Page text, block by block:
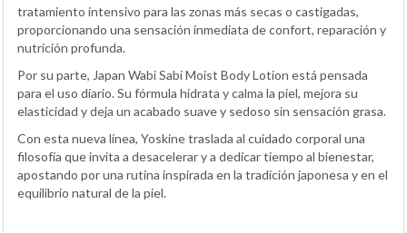
tratamiento intensivo para las zonas más secas o castigadas,
proporcionando una sensación inmediata de confort, reparación y
nutrición profunda.
Por su parte, Japan Wabi Sabi Moist Body Lotion está pensada
para el uso diario. Su fórmula hidrata y calma la piel, mejora su
elasticidad y deja un acabado suave y sedoso sin sensación grasa.
Con esta nueva línea, Yoskine traslada al cuidado corporal una
filosofía que invita a desacelerar y a dedicar tiempo al bienestar,
apostando por una rutina inspirada en la tradición japonesa y en el
equilibrio natural de la piel.